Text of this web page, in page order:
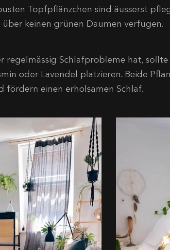
Topfpflänzchen sind äusserst
über keinen grünen Daumen verfügen.
regelmässig Schlafprobleme hat,
oder Lavendel platzieren. Beide
fördern einen erholsamen Schlaf.